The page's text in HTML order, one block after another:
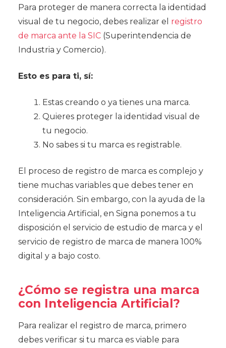
Para proteger de manera correcta la identidad
visual de tu negocio, debes realizar el registro
de marca ante la SIC(Superintendencia de
Industria y Comercio).
Esto es para ti, sí:
Estas creando o ya tienes una marca.
Quieres proteger la identidad visual de
tu negocio.
No sabes si tu marca es registrable.
El proceso de registro de marca es complejo y
tiene muchas variables que debes tener en
consideración. Sin embargo, con la ayuda de la
Inteligencia Artificial, en Signa ponemos a tu
disposición el servicio de estudio de marca y el
servicio de registro de marca de manera 100%
digital y a bajo costo.
¿Cómo se registra una marca
con Inteligencia Artificial?
Para realizar el registro de marca, primero
debes verificar si tu marca es viable para